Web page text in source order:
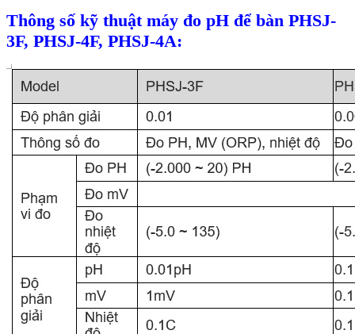
Thông số kỹ thuật máy đo pH để bàn PHSJ-
3F, PHSJ-4F, PHSJ-4A: